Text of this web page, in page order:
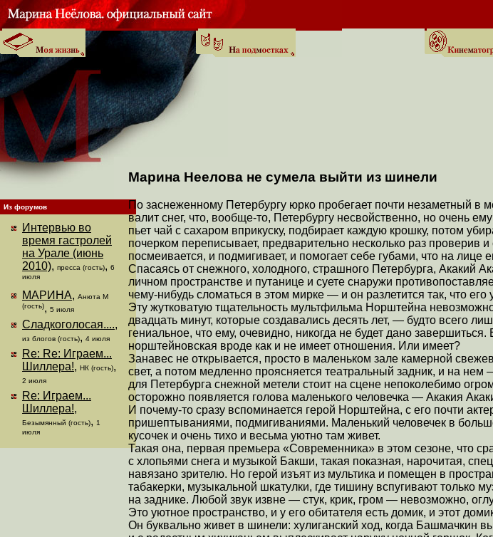
Из форумов
Интервью во
время гастролей
на Урале (июнь
2010), пресса (гость), 6
июля
МАРИНА, Анюта М
(гость), 5 июля
Сладкоголосая....,
из блогов (гость), 4 июля
Re: Re: Играем...
Шиллера!, НК (гость),
2 июля
Re: Играем...
Шиллера!,
Безымянный (гость), 1
июля
Марина Неелова не сумела выйти из шинели
По заснеженному Петербургу юрко пробегает почти незаметный в
валит снег, что, вообще-то, Петербургу несвойственно, но очень
пьет чай с сахаром вприкуску, подбирает каждую крошку, потом
почерком переписывает, предварительно несколько раз проверив
посмеивается, и подмигивает, и помогает себе губами, что на
Спасаясь от снежного, холодного, страшного Петербурга, Акакий
личном пространстве и путанице и суете снаружи
чему-нибудь сломаться в этом мирке — и он разлетится так, что его
Эту жутковатую тщательность мультфильма Норштейна
двадцать минут, которые создавались десять лет, — будто всего
гениальное, что ему, очевидно, никогда не будет дано
норштейновская вроде как и не имеет отношения. Или имеет?
Занавес не открывается, просто в маленьком зале камерной
свет, а потом медленно проясняется театральный задник, и на
для Петербурга снежной метели стоит на сцене непоколебимо
осторожно появляется голова маленького человечка — Акакия
И почему-то сразу вспоминается герой Норштейна, с его почти
пришептываниями, подмигиваниями. Маленький человечек в
кусочек и очень тихо и весьма уютно там живет.
Такая она, первая премьера «Современника» в этом сезоне, что
с хлопьями снега и музыкой Бакши, такая показная, нарочитая,
навязано зрителю. Но герой изъят из мультика и помещен в
табакерки, музыкальной шкатулки, где тишину вспугивают
на заднике. Любой звук извне — стук, крик, гром — невозможно,
Это уютное пространство, и у его обитателя есть домик, и этот
Он буквально живет в шинели: хулиганский ход, когда Башмачкин